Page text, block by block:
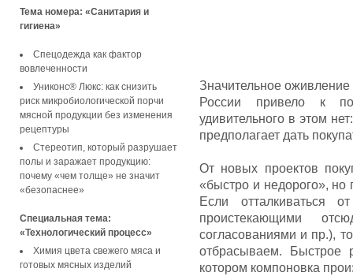
Тема номера: «Санитария и
гигиена»
Спецодежда как фактор
вовлеченности
Униконс® Люкс: как снизить
риск микробиологической порчи
мясной продукции без изменения
рецептуры
Стереотип, который разрушает
полы и заражает продукцию:
почему «чем толще» не значит
«безопаснее»
Специальная тема:
«Технологический процесс»
Химия цвета свежего мяса и
готовых мясных изделий
Значительное
России привело к
удивительного в этом
предполагает дать
От новых проектов
«быстро и недорого», но
Если отталкиваться
проистекающими
согласованиями и пр.),
отбрасываем. Быстрое
котором компоновка